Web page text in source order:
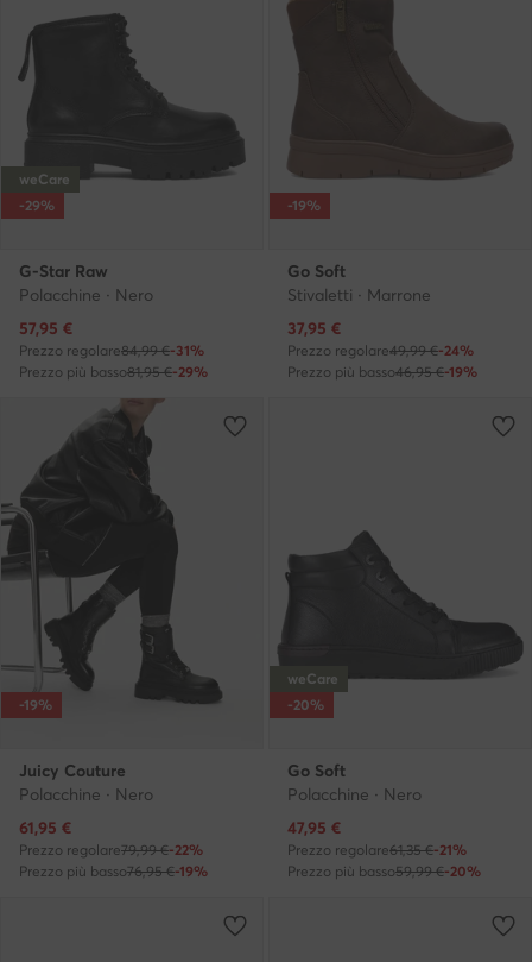
weCare
-29%
G-Star Raw
Polacchine · Nero
Prezzo attuale
57,95 €
Prezzo regolare84,99 €-31%
Prezzo più basso81,95 €-29%
-19%
Go Soft
Stivaletti · Marrone
Prezzo attuale
37,95 €
Prezzo regolare49,99 €-24%
Prezzo più basso46,95 €-19%
-19%
Juicy Couture
Polacchine · Nero
Prezzo attuale
61,95 €
Prezzo regolare79,99 €-22%
Prezzo più basso76,95 €-19%
weCare
-20%
Go Soft
Polacchine · Nero
Prezzo attuale
47,95 €
Prezzo regolare61,35 €-21%
Prezzo più basso59,99 €-20%